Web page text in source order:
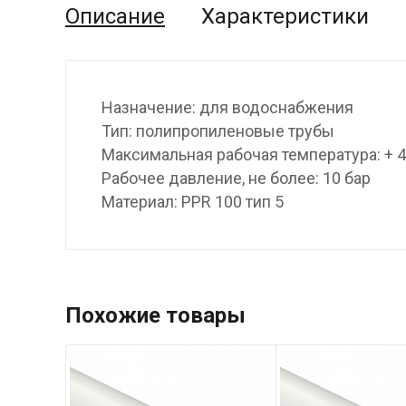
Описание Характеристики
Назначение: для водоснабжения
Тип: полипропиленовые трубы
Максимальная рабочая температура: +
Рабочее давление, не более: 10 бар
Материал: PPR 100 тип 5
Похожие товары